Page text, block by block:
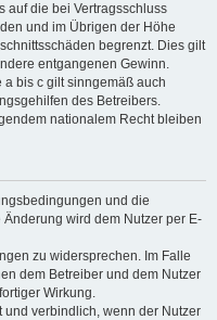
auf die bei Vertragsschluss
und im Übrigen der Höhe
begrenzt. Dies gilt
entgangenen Gewinn.
a bis c gilt sinngemäß auch
des Betreibers.
nationalem Recht bleiben
und die
wird dem Nutzer per E-
zu widersprechen. Im Falle
dem Betreiber und dem Nutzer
Wirkung.
verbindlich, wenn der Nutzer